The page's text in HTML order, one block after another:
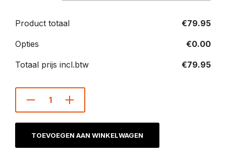
Product totaal €79.95
Opties €0.00
Totaal prijs incl.btw €79.95
TOEVOEGEN AAN WINKELWAGEN